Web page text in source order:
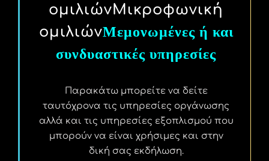
ομιλιώνΜικροφωνική
ομιλιώνΜεμονωμένες ή και
συνδυαστικές υπηρεσίες
Παρακάτω μπορείτε να δείτε
ταυτόχρονα τις υπηρεσίες οργάνωσης
αλλά και τις υπηρεσίες εξοπλισμού που
μπορούν να είναι χρήσιμες και στην
δική σας εκδήλωση.